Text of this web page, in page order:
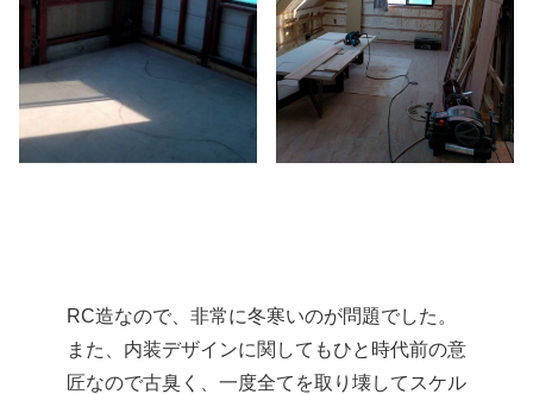
RC造なので、非常に冬寒いのが問題でした。
また、内装デザインに関してもひと時代前の意
匠なので古臭く、一度全てを取り壊してスケル